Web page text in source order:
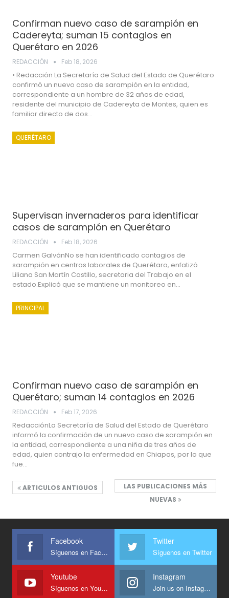
Confirman nuevo caso de sarampión en
Cadereyta; suman 15 contagios en
Querétaro en 2026
REDACCIÓN Feb 18, 2026
• Redacción La Secretaría de Salud del Estado de Querétaro
confirmó un nuevo caso de sarampión en la entidad,
correspondiente a un hombre de 32 años de edad,
residente del municipio de Cadereyta de Montes, quien es
familiar directo de dos…
QUERÉTARO
Supervisan invernaderos para identificar
casos de sarampión en Querétaro
REDACCIÓN Feb 18, 2026
Carmen GalvánNo se han identificado contagios de
sarampión en centros laborales de Querétaro, enfatizó
Liliana San Martín Castillo, secretaria del Trabajo en el
estado.Explicó que se mantiene un monitoreo en…
PRINCIPAL
Confirman nuevo caso de sarampión en
Querétaro; suman 14 contagios en 2026
REDACCIÓN Feb 17, 2026
RedacciónLa Secretaría de Salud del Estado de Querétaro
informó la confirmación de un nuevo caso de sarampión en
la entidad, correspondiente a una niña de tres años de
edad, quien contrajo la enfermedad en Chiapas, por lo que
fue…
ARTICULOS ANTIGUOS
LAS PUBLICACIONES MÁS
NUEVAS
Facebook
Síguenos en Facebook
Twitter
Síguenos en Twitter
Youtube
Síguenos en Youtube
Instagram
Join us on Instagram